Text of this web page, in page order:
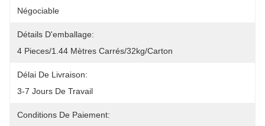
Négociable
Détails D'emballage:
4 Pieces/1.44 Mètres Carrés/32kg/carton
Délai De Livraison:
3-7 Jours De Travail
Conditions De Paiement: